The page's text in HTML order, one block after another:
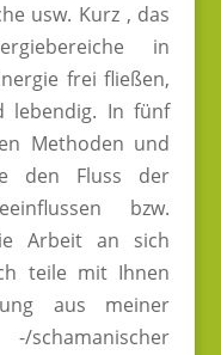
usw. Kurz , das
in
frei fließen,
lebendig. In fünf
Methoden und
den Fluss der
bzw.
Arbeit an sich
teile mit Ihnen
aus meiner